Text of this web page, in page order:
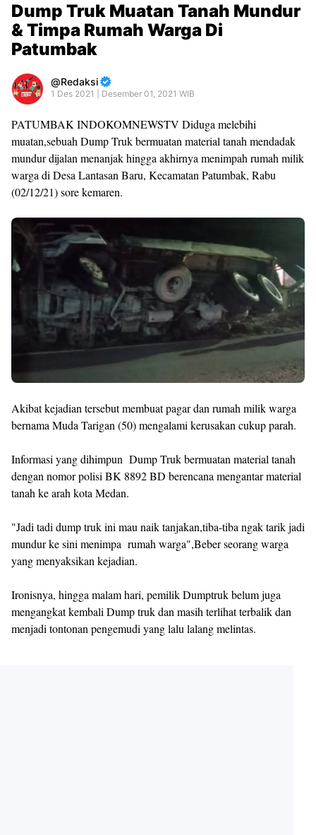
Dump Truk Muatan Tanah Mundur
& Timpa Rumah Warga Di
Patumbak
Redaksi
1 Des 2021 | Desember 01, 2021 WIB
PATUMBAK INDOKOMNEWSTV Diduga melebihi
muatan,sebuah Dump Truk bermuatan material tanah mendadak
mundur dijalan menanjak hingga akhirnya menimpah rumah milik
warga di Desa Lantasan Baru, Kecamatan Patumbak, Rabu
(02/12/21) sore kemaren.
Akibat kejadian tersebut membuat pagar dan rumah milik warga
bernama Muda Tarigan (50) mengalami kerusakan cukup parah.
Informasi yang dihimpun Dump Truk bermuatan material tanah
dengan nomor polisi BK 8892 BD berencana mengantar material
tanah ke arah kota Medan.
"Jadi tadi dump truk ini mau naik tanjakan,tiba-tiba ngak tarik jadi
mundur ke sini menimpa rumah warga",Beber seorang warga
yang menyaksikan kejadian.
Ironisnya, hingga malam hari, pemilik Dumptruk belum juga
mengangkat kembali Dump truk dan masih terlihat terbalik dan
menjadi tontonan pengemudi yang lalu lalang melintas.